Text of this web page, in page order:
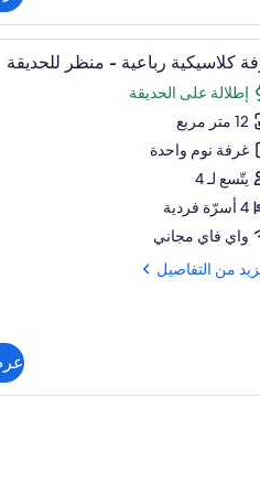
مكواة/
1 كلاسيكية رباعية - منظر للحديقة
إطلالة على الحديقة
12 متر مربع
غرفة نوم واحدة
يتّسع لـ 4
4 أسرّة فردية
واي فاي مجاني
من التفاصيل